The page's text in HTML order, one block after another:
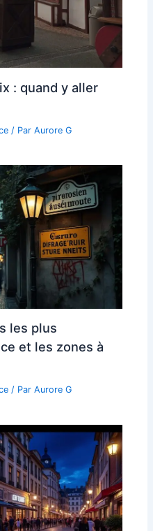
: quand y aller
/ ParAurore G
les plus
et les zones à
/ ParAurore G